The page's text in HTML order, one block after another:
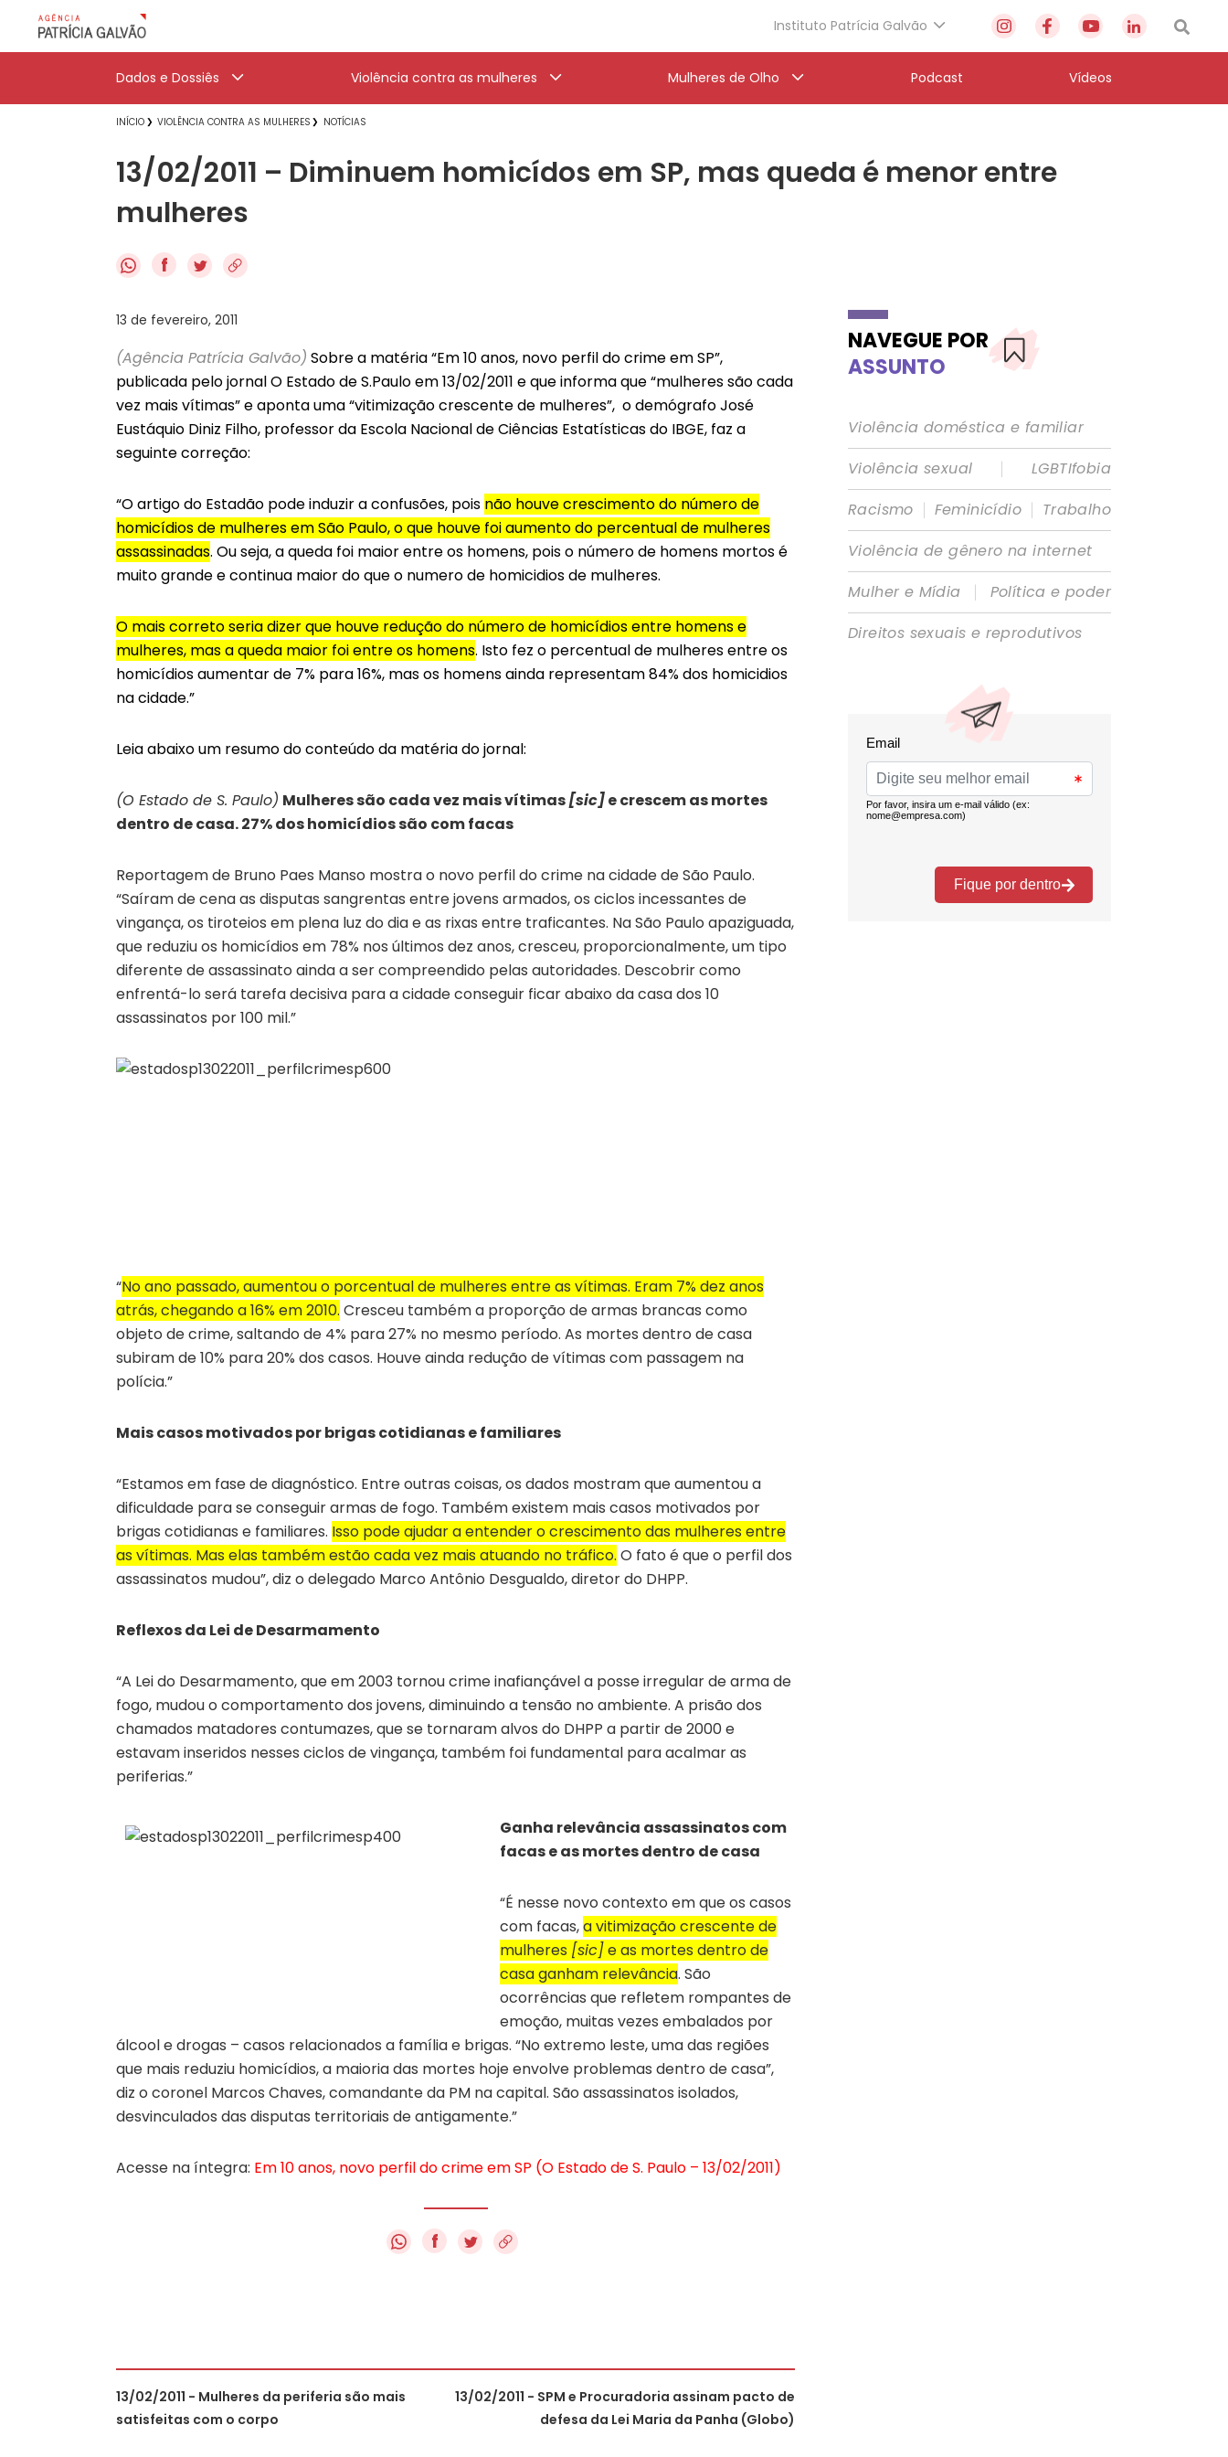
Instituto Patrícia Galvão
Dados e Dossiês Violência contra as mulheres Mulheres de Olho Podcast Vídeos
INÍCIO VIOLÊNCIA CONTRA AS MULHERES NOTÍCIAS
13/02/2011 – Diminuem homicídos em SP, mas queda é menor entre
mulheres
f
13 de fevereiro, 2011
(Agência Patrícia Galvão) Sobre a matéria “Em 10 anos, novo perfil do crime em SP”,
publicada pelo jornal O Estado de S.Paulo em 13/02/2011 e que informa que “mulheres são cada
vez mais vítimas” e aponta uma “vitimização crescente de mulheres”, o demógrafo José
Eustáquio Diniz Filho, professor da Escola Nacional de Ciências Estatísticas do IBGE, faz a
seguinte correção:
“O artigo do Estadão pode induzir a confusões, pois não houve crescimento do número de
homicídios de mulheres em São Paulo, o que houve foi aumento do percentual de mulheres
assassinadas. Ou seja, a queda foi maior entre os homens, pois o número de homens mortos é
muito grande e continua maior do que o numero de homicidios de mulheres.
O mais correto seria dizer que houve redução do número de homicídios entre homens e
mulheres, mas a queda maior foi entre os homens. Isto fez o percentual de mulheres entre os
homicídios aumentar de 7% para 16%, mas os homens ainda representam 84% dos homicidios
na cidade.”
Leia abaixo um resumo do conteúdo da matéria do jornal:
(O Estado de S. Paulo) Mulheres são cada vez mais vítimas[sic]e crescem as mortes
dentro de casa. 27% dos homicídios são com facas
Reportagem de Bruno Paes Manso mostra o novo perfil do crime na cidade de São Paulo.
“Saíram de cena as disputas sangrentas entre jovens armados, os ciclos incessantes de
vingança, os tiroteios em plena luz do dia e as rixas entre traficantes. Na São Paulo apaziguada,
que reduziu os homicídios em 78% nos últimos dez anos, cresceu, proporcionalmente, um tipo
diferente de assassinato ainda a ser compreendido pelas autoridades. Descobrir como
enfrentá-lo será tarefa decisiva para a cidade conseguir ficar abaixo da casa dos 10
assassinatos por 100 mil.”
“No ano passado, aumentou o porcentual de mulheres entre as vítimas. Eram 7% dez anos
atrás, chegando a 16% em 2010. Cresceu também a proporção de armas brancas como
objeto de crime, saltando de 4% para 27% no mesmo período. As mortes dentro de casa
subiram de 10% para 20% dos casos. Houve ainda redução de vítimas com passagem na
polícia.”
Mais casos motivados por brigas cotidianas e familiares
“Estamos em fase de diagnóstico. Entre outras coisas, os dados mostram que aumentou a
dificuldade para se conseguir armas de fogo. Também existem mais casos motivados por
brigas cotidianas e familiares. Isso pode ajudar a entender o crescimento das mulheres entre
as vítimas. Mas elas também estão cada vez mais atuando no tráfico. O fato é que o perfil dos
assassinatos mudou”, diz o delegado Marco Antônio Desgualdo, diretor do DHPP.
Reflexos da Lei de Desarmamento
“A Lei do Desarmamento, que em 2003 tornou crime inafiançável a posse irregular de arma de
fogo, mudou o comportamento dos jovens, diminuindo a tensão no ambiente. A prisão dos
chamados matadores contumazes, que se tornaram alvos do DHPP a partir de 2000 e
estavam inseridos nesses ciclos de vingança, também foi fundamental para acalmar as
periferias.”
Ganha relevância assassinatos com
facas e as mortes dentro de casa
“É nesse novo contexto em que os casos
com facas,a vitimização crescente de
mulheres [sic]e as mortes dentro de
casa ganham relevância. São
ocorrências que refletem rompantes de
emoção, muitas vezes embalados por
álcool e drogas – casos relacionados a família e brigas. “No extremo leste, uma das regiões
que mais reduziu homicídios, a maioria das mortes hoje envolve problemas dentro de casa”,
diz o coronel Marcos Chaves, comandante da PM na capital. São assassinatos isolados,
desvinculados das disputas territoriais de antigamente.”
Acesse na íntegra: Em 10 anos, novo perfil do crime em SP (O Estado de S. Paulo – 13/02/2011)
f
13/02/2011 - Mulheres da periferia são mais
satisfeitas com o corpo
13/02/2011 - SPM e Procuradoria assinam pacto de
defesa da Lei Maria da Panha (Globo)
NAVEGUE POR
ASSUNTO
Violência doméstica e familiar
Violência sexual
|
LGBTIfobia
Racismo | Feminicídio | Trabalho
Violência de gênero na internet
Mulher e Mídia
|
Política e poder
Direitos sexuais e reprodutivos